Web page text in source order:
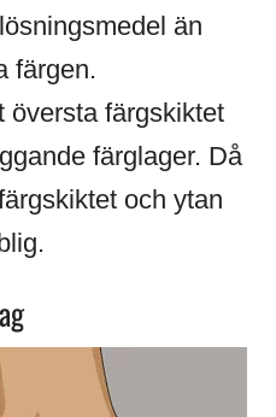
än
färgen.
översta färgskiktet
färglager. Då
och ytan